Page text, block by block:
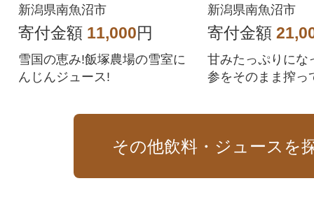
新潟県南魚沼市
寄付金額 11,000円
雪国の恵み!飯塚農場の雪室に
んじんジュース!
新潟県南魚沼市
寄付金額
甘みたっぷりにな
参をそのまま搾っ
その他飲料・ジュースを